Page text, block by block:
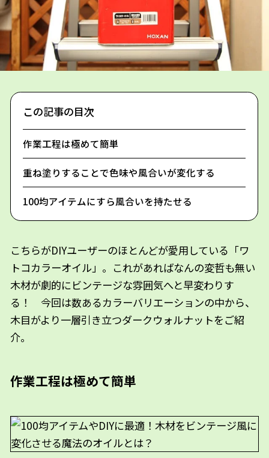
この記事の目次
作業工程は極めて簡単
重ね塗りすることで色味や風合いが変化する
100均アイテムにすら風合いを持たせる
こちらがDIYユーザーのほとんどが愛用している「ワ
トコカラーオイル」。これがあればなんの変哲も無い
木材が劇的にビンテージな雰囲気へと早変わりす
る！ 今回は数あるカラーバリエーションの中から、
木目がより一層引き立つダークウォルナットをご紹
介。
作業工程は極めて簡単